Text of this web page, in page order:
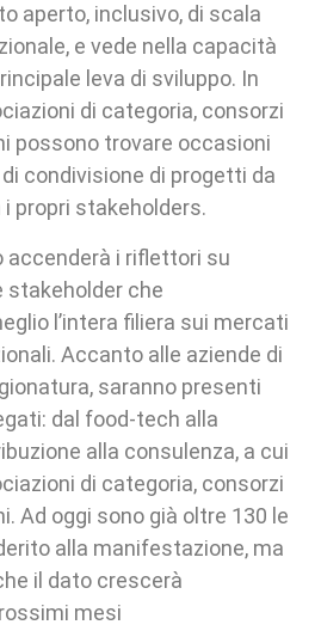
aperto, inclusivo, di scala
e vede nella capacità
leva di sviluppo. In
di categoria, consorzi
possono trovare occasioni
condivisione di progetti da
propri stakeholders.
accenderà i riflettori su
stakeholder che
l’intera filiera sui mercati
Accanto alle aziende di
saranno presenti
dal food-tech alla
alla consulenza, a cui
di categoria, consorzi
Ad oggi sono già oltre 130 le
alla manifestazione, ma
il dato crescerà
mesi